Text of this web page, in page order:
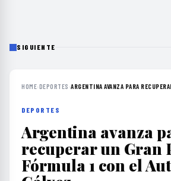
SIGUIENTE
HOME›DEPORTES ›ARGENTINA AVANZA PARA
DEPORTES
Argentina avanza
recuperar un Gran
Fórmula 1 con el